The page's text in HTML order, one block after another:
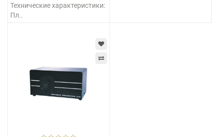
Технические характеристики:
Пл..